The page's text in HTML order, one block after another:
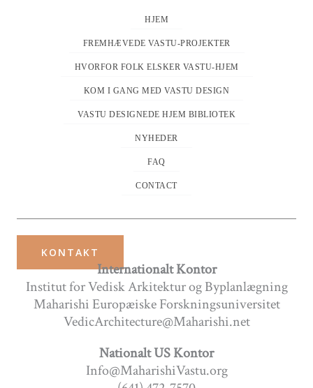
HJEM
FREMHÆVEDE VASTU-PROJEKTER
HVORFOR FOLK ELSKER VASTU-HJEM
KOM I GANG MED VASTU DESIGN
VASTU DESIGNEDE HJEM BIBLIOTEK
NYHEDER
FAQ
CONTACT
KONTAKT
Internationalt Kontor
Institut for Vedisk Arkitektur og Byplanlægning
Maharishi Europæiske Forskningsuniversitet
VedicArchitecture@Maharishi.net
Nationalt US Kontor
Info@MaharishiVastu.org